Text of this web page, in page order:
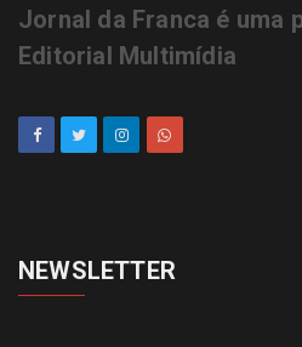
Jornal da Franca é uma
Editorial Multimídia
NEWSLETTER